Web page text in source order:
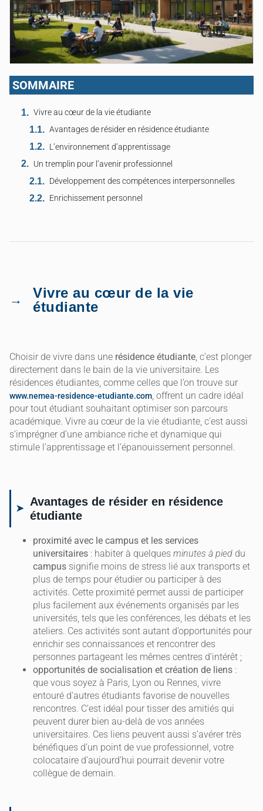
SOMMAIRE
Vivre au cœur de la vie étudiante
Avantages de résider en résidence étudiante
L’environnement d’apprentissage
Un tremplin pour l’avenir professionnel
Développement des compétences interpersonnelles
Enrichissement personnel
Vivre au cœur de la vie
étudiante
Choisir de vivre dans une résidence étudiante, c’est plonger
directement dans le bain de la vie universitaire. Les
résidences étudiantes, comme celles que l’on trouve sur
www.nemea-residence-etudiante.com, offrent un cadre idéal
pour tout étudiant souhaitant optimiser son parcours
académique. Vivre au cœur de la vie étudiante, c’est aussi
s’imprégner d’une ambiance riche et dynamique qui
stimule l’apprentissage et l’épanouissement personnel.
Avantages de résider en résidence
étudiante
proximité avec le campus et les services
universitaires : habiter à quelques minutes à pied du
campus signifie moins de stress lié aux transports et
plus de temps pour étudier ou participer à des
activités. Cette proximité permet aussi de participer
plus facilement aux événements organisés par les
universités, tels que les conférences, les débats et les
ateliers. Ces activités sont autant d’opportunités pour
enrichir ses connaissances et rencontrer des
personnes partageant les mêmes centres d’intérêt ;
opportunités de socialisation et création de liens :
que vous soyez à Paris, Lyon ou Rennes, vivre
entouré d’autres étudiants favorise de nouvelles
rencontres. C’est idéal pour tisser des amitiés qui
peuvent durer bien au-delà de vos années
universitaires. Ces liens peuvent aussi s’avérer très
bénéfiques d’un point de vue professionnel, votre
colocataire d’aujourd’hui pourrait devenir votre
collègue de demain.